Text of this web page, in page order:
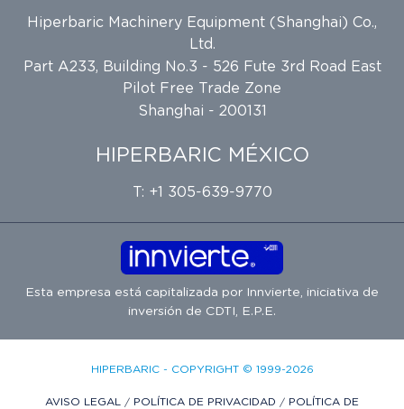
Hiperbaric Machinery Equipment (Shanghai) Co.,
Ltd.
Part A233, Building No.3 - 526 Fute 3rd Road East
Pilot Free Trade Zone
Shanghai - 200131
HIPERBARIC MÉXICO
T: +1 305-639-9770
Esta empresa está capitalizada por Innvierte , iniciativa de
inversión de CDTI, E.P.E.
HIPERBARIC - COPYRIGHT © 1999-2026
AVISO LEGAL / POLÍTICA DE PRIVACIDAD / POLÍTICA DE